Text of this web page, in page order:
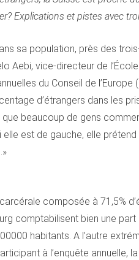
Explications et pistes avec
sa population, près des
Aebi, vice-directeur de
du Conseil de
d’étrangers dans les
beaucoup de gens
est de gauche, elle
composée à 71,5%
comptabilisent bien une
habitants. A l’autre
à l’enquête annuelle,